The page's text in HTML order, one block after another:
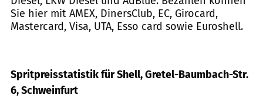
Sie hier mit AMEX, DinersClub, EC, Girocard,
Mastercard, Visa, UTA, Esso card sowie Euroshell.
Spritpreisstatistik für Shell, Gretel-Baumbach-Str.
6, Schweinfurt